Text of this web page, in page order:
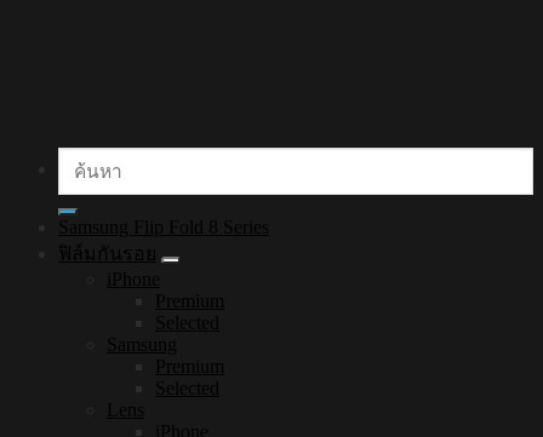
ค้นหา:
Samsung Flip Fold 8 Series
ฟิล์มกันรอย
iPhone
Premium
Selected
Samsung
Premium
Selected
Lens
iPhone